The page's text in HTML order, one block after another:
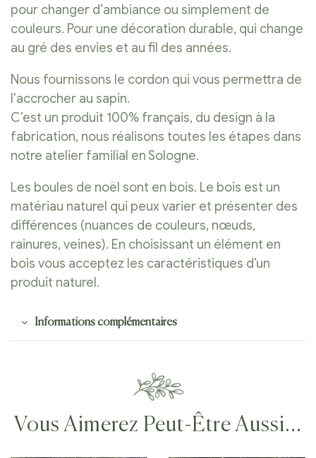
pour changer d’ambiance ou simplement de
couleurs. Pour une décoration durable, qui change
au gré des envies et au fil des années.
Nous fournissons le cordon qui vous permettra de
l’accrocher au sapin.
C’est un produit 100% français, du design à la
fabrication, nous réalisons toutes les étapes dans
notre atelier familial en Sologne.
Les boules de noël sont en bois. Le bois est un
matériau naturel qui peux varier et présenter des
différences (nuances de couleurs, nœuds,
rainures, veines). En choisissant un élément en
bois vous acceptez les caractéristiques d’un
produit naturel.
Informations complémentaires
Vous Aimerez Peut-Être Aussi…